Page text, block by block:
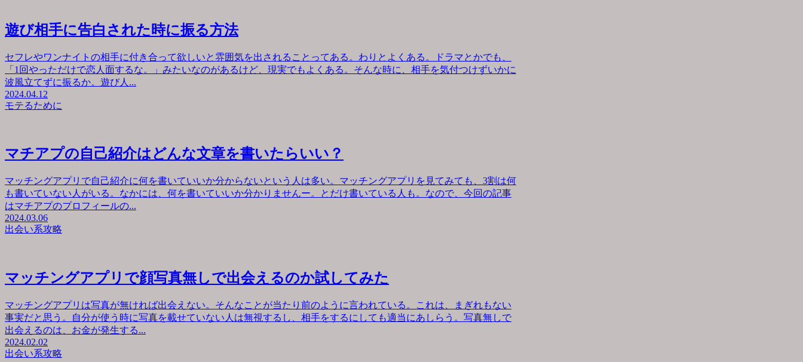
遊び相手に告白された時に振る方法
セフレやワンナイトの相手に付き合って欲しいと雰囲気を出されることってある。わりとよくある。ドラマとかでも、
「1回やっただけで恋人面するな。」みたいなのがあるけど、現実でもよくある。そんな時に、相手を気付つけずいかに
波風立てずに振るか。遊び人...
2024.04.12
モテるために
マチアプの自己紹介はどんな文章を書いたらいい？
マッチングアプリで自己紹介に何を書いていいか分からないという人は多い。マッチングアプリを見てみても、3割は何
も書いていない人がいる。なかには、何を書いていいか分かりませんー。とだけ書いている人も。なので、今回の記事
はマチアプのプロフィールの...
2024.03.06
出会い系攻略
マッチングアプリで顔写真無しで出会えるのか試してみた
マッチングアプリは写真が無ければ出会えない。そんなことが当たり前のように言われている。これは、まぎれもない
事実だと思う。自分が使う時に写真を載せていない人は無視するし、相手をするにしても適当にあしらう。写真無しで
出会えるのは、お金が発生する...
2024.02.02
出会い系攻略